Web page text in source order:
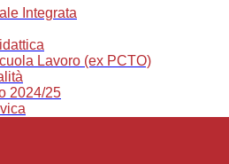
Integrata
Lavoro (ex PCTO)
2024/25